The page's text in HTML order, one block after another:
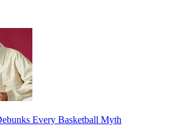
Every Basketball Myth